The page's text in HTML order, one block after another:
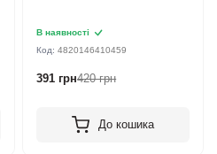
В наявності
Код:4820146410459
391 грн420 грн
До кошика